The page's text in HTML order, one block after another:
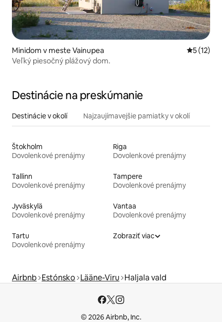
Minidom v meste Vainupea
5 (12)
Veľký piesočný plážový dom.
Destinácie na preskúmanie
Destinácie v okolí Najzaujímavejšie pamiatky v okolí
Štokholm
Dovolenkové prenájmy
Riga
Dovolenkové prenájmy
Tallinn
Dovolenkové prenájmy
Tampere
Dovolenkové prenájmy
Jyväskylä
Dovolenkové prenájmy
Vantaa
Dovolenkové prenájmy
Tartu
Dovolenkové prenájmy
Zobraziť viac
Airbnb Estónsko Lääne-Viru Haljala vald
© 2026 Airbnb, Inc.